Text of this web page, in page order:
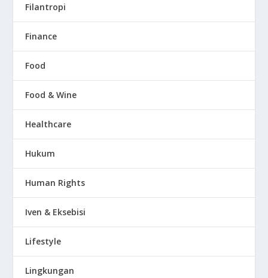
Filantropi
Finance
Food
Food & Wine
Healthcare
Hukum
Human Rights
Iven & Eksebisi
Lifestyle
Lingkungan